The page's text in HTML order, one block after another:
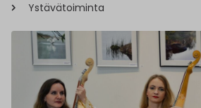
Ystävätoiminta